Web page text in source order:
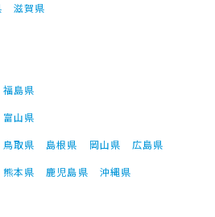
滋賀県
福島県
富山県
鳥取県 島根県 岡山県
広島県
熊本県 鹿児島県 沖縄県